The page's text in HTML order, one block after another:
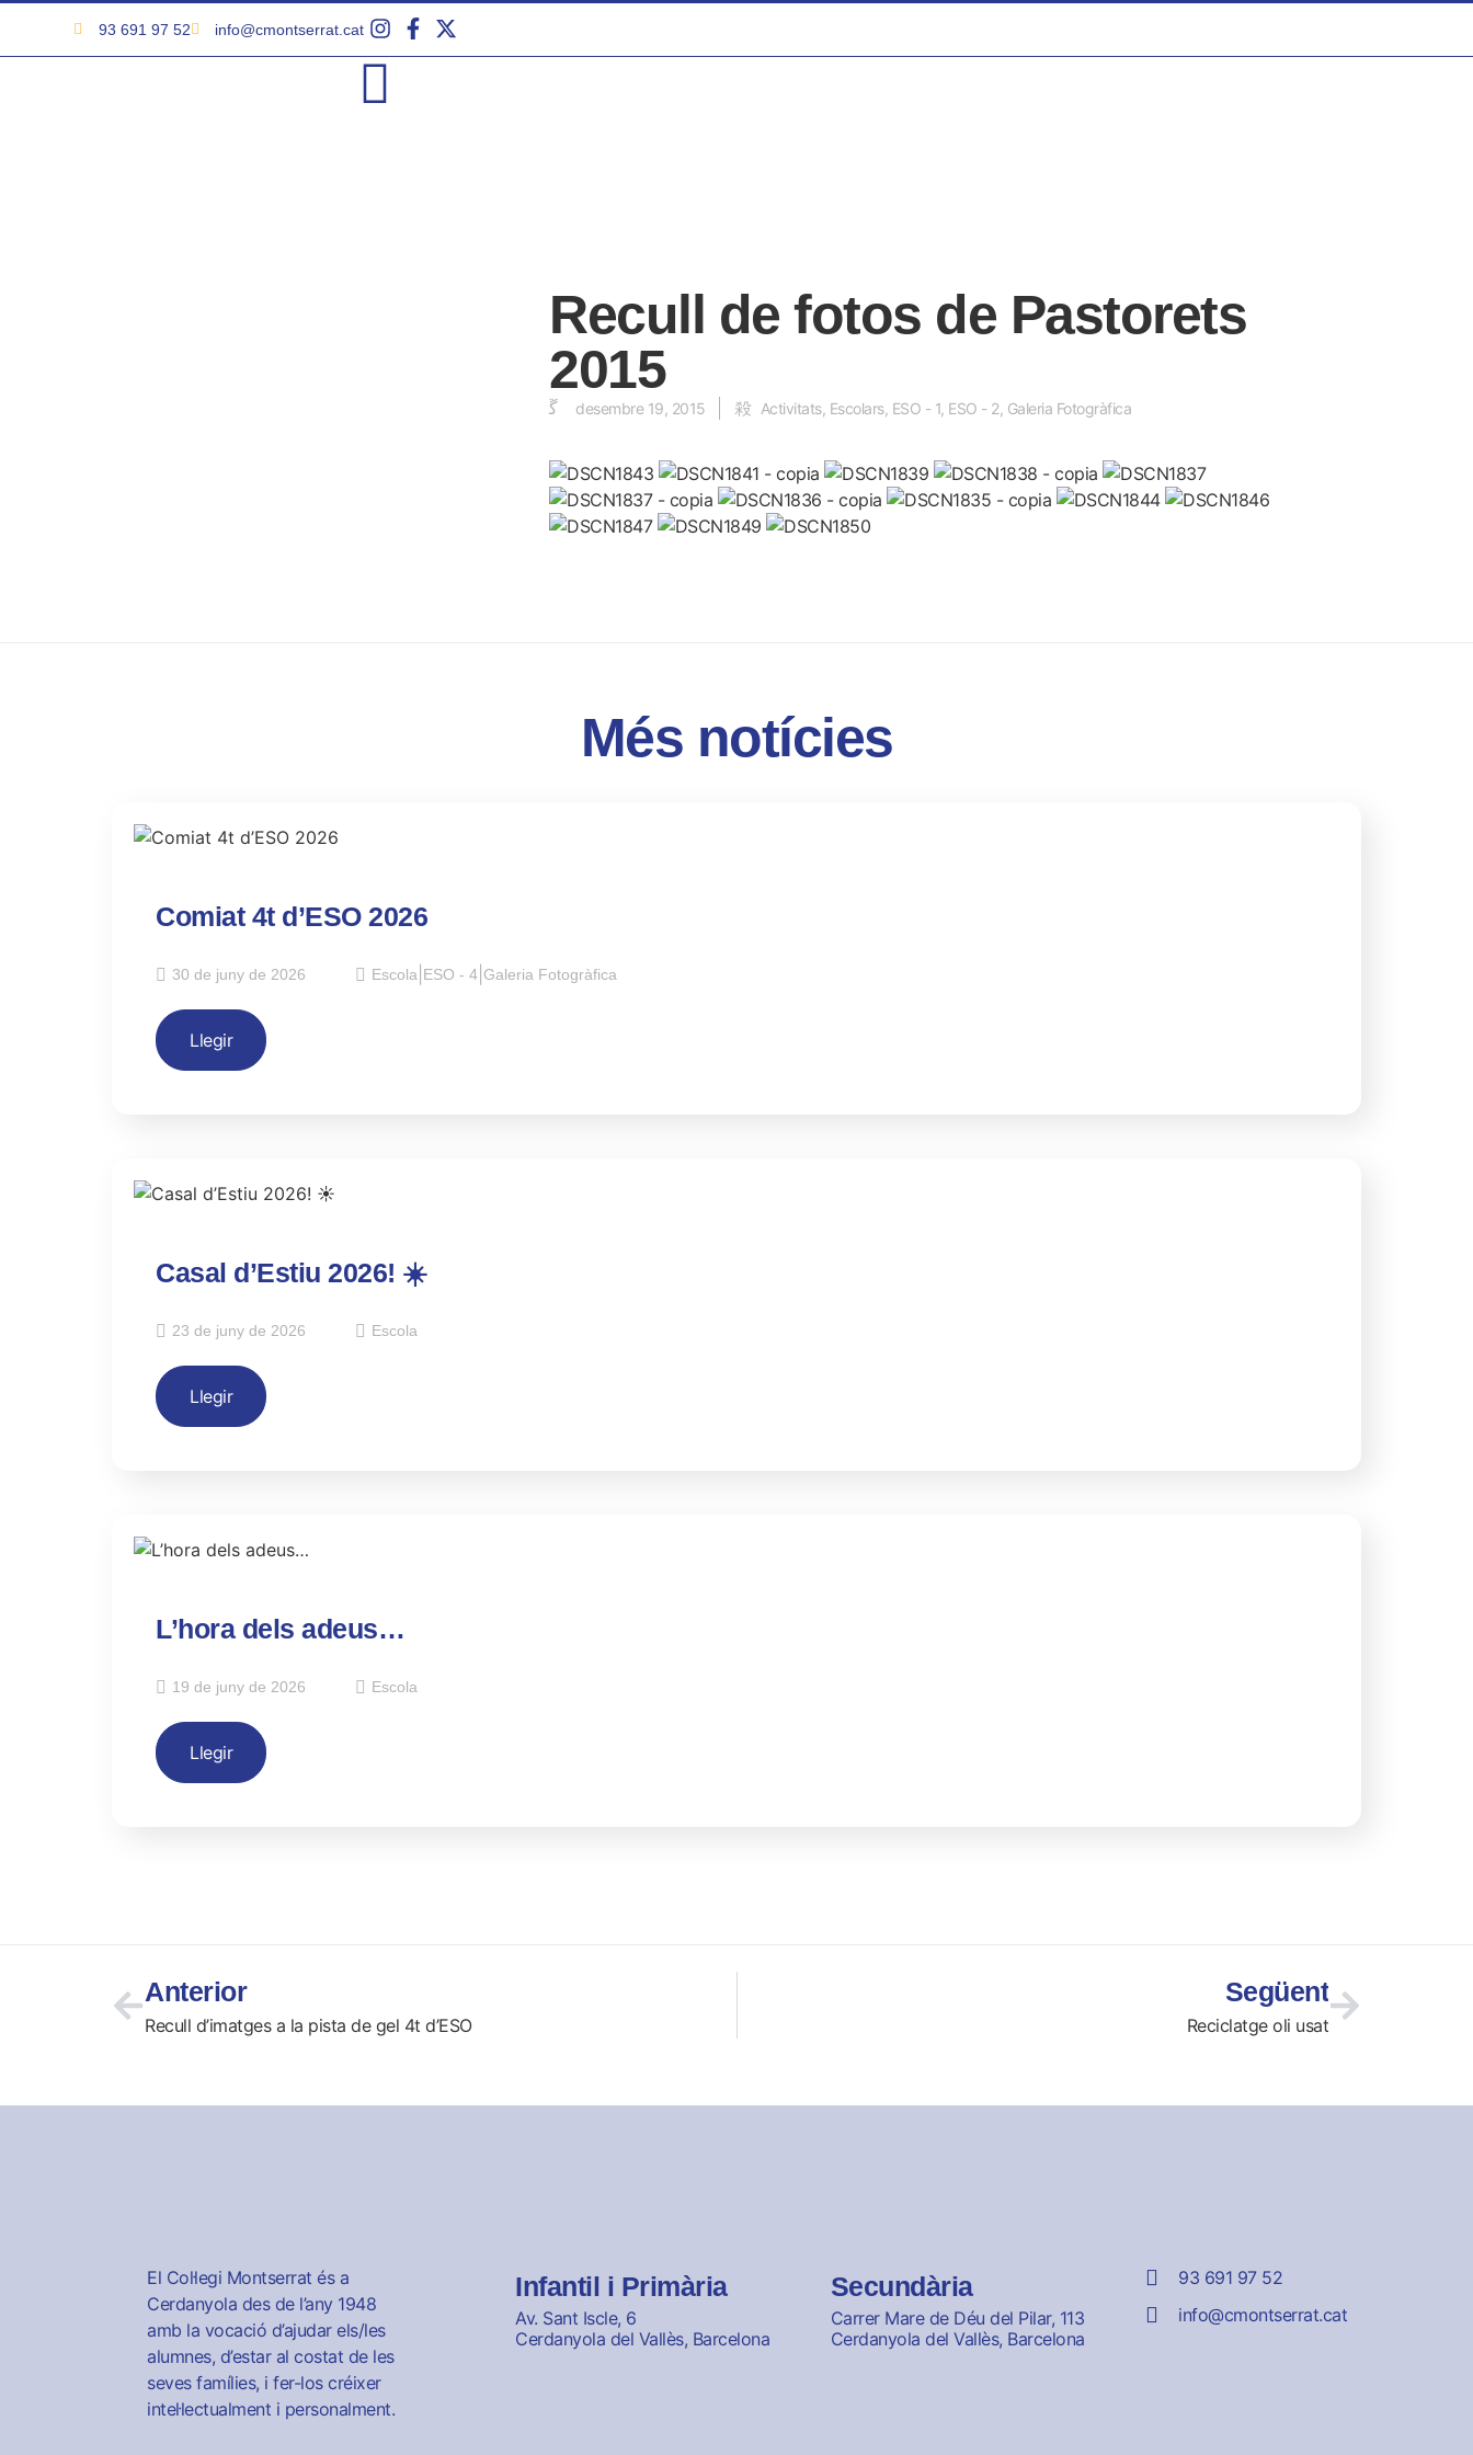
93 691 97 52 info@cmontserrat.cat
Recull de fotos de Pastorets
2015
desembre 19, 2015 Activitats, Escolars, ESO - 1 ESO - 2 Galeria Fotogràfica
Més notícies
Comiat 4t d’ESO 2026
30 de juny de 2026 Escola ESO - 4 Galeria Fotogràfica
Llegir
Casal d’Estiu 2026! ☀️
23 de juny de 2026 Escola
Llegir
L’hora dels adeus…
19 de juny de 2026 Escola
Llegir
Anterior
Recull d’imatges a la pista de gel 4t d’ESO
Següent
Reciclatge oli usat
El Col·legi Montserrat és a
Cerdanyola des de l’any 1948
amb la vocació d’ajudar els/les
alumnes, d’estar al costat de les
seves famílies, i fer-los créixer
intel·lectualment i personalment.
Infantil i Primària
Av. Sant Iscle, 6
Cerdanyola del Vallès, Barcelona
Secundària
Carrer Mare de Déu del Pilar, 113
Cerdanyola del Vallès, Barcelona
93 691 97 52
info@cmontserrat.cat